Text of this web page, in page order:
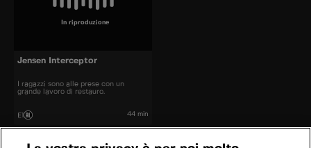
In riproduzione
Jensen Interceptor
I ragazzi sono alle prese con un
grande lavoro di restauro.
E1 44 min